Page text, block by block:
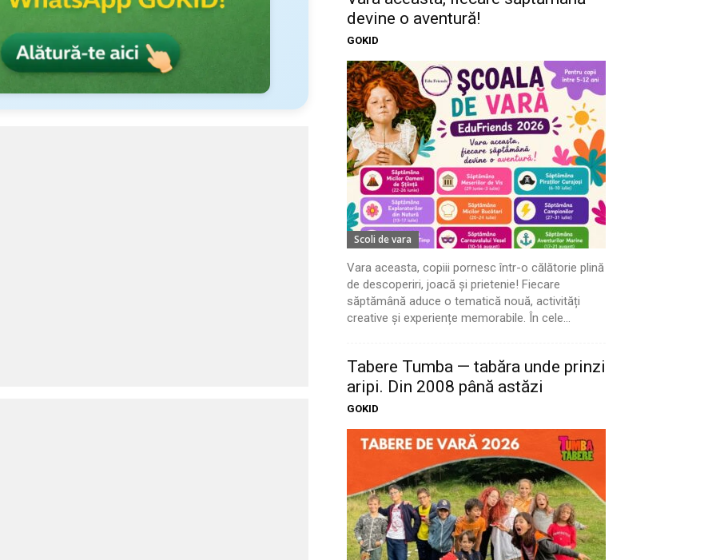
devine o aventură!
GOKID
Scoli de vara
Vara aceasta, copiii pornesc într-o călătorie plină
de descoperiri, joacă și prietenie! Fiecare
săptămână aduce o tematică nouă, activități
creative și experiențe memorabile. În cele...
Tabere Tumba — tabăra unde prinzi
aripi. Din 2008 până astăzi
GOKID